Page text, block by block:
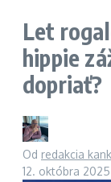
Let
hippie
dopriať?
Od redakcia
12. októbra 2025